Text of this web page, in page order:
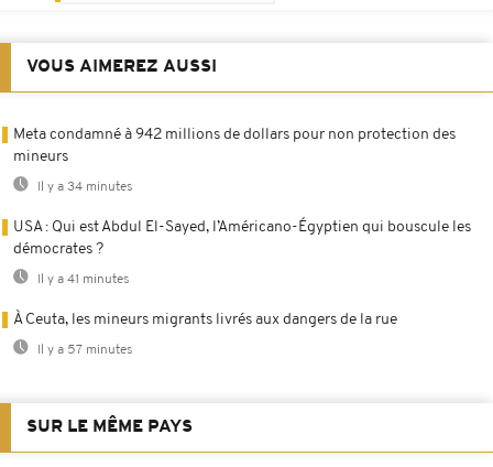
VOUS AIMEREZ AUSSI
Meta condamné à 942 millions de dollars pour non protection des
mineurs
Il y a 34 minutes
USA : Qui est Abdul El-Sayed, l’Américano-Égyptien qui bouscule les
démocrates ?
Il y a 41 minutes
À Ceuta, les mineurs migrants livrés aux dangers de la rue
Il y a 57 minutes
SUR LE MÊME PAYS